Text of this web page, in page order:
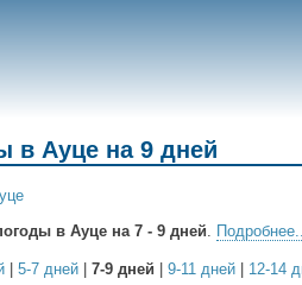
в Ауце на 9 дней
в Ауце на 7 - 9 дней Подробнее...
| 5-7 дней | 7-9 дней | 9-11 дней | 12-14